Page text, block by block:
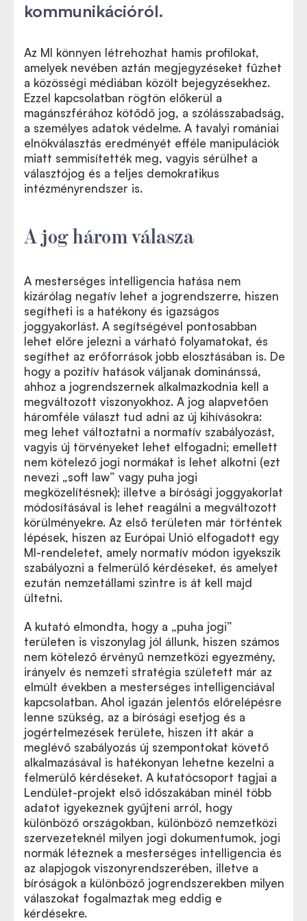
kommunikációról.
Az MI könnyen létrehozhat hamis profilokat,
amelyek nevében aztán megjegyzéseket fűzhet
a közösségi médiában közölt bejegyzésekhez.
Ezzel kapcsolatban rögtön előkerül a
magánszférához kötődő jog, a szólásszabadság,
a személyes adatok védelme. A tavalyi romániai
elnökválasztás eredményét efféle manipulációk
miatt semmisítették meg, vagyis sérülhet a
választójog és a teljes demokratikus
intézményrendszer is.
A jog három válasza
A mesterséges intelligencia hatása nem
kizárólag negatív lehet a jogrendszerre, hiszen
segítheti is a hatékony és igazságos
joggyakorlást. A segítségével pontosabban
lehet előre jelezni a várható folyamatokat, és
segíthet az erőforrások jobb elosztásában is. De
hogy a pozitív hatások váljanak dominánssá,
ahhoz a jogrendszernek alkalmazkodnia kell a
megváltozott viszonyokhoz. A jog alapvetően
háromféle választ tud adni az új kihívásokra:
meg lehet változtatni a normatív szabályozást,
vagyis új törvényeket lehet elfogadni; emellett
nem kötelező jogi normákat is lehet alkotni (ezt
nevezi „soft law” vagy puha jogi
megközelítésnek); illetve a bírósági joggyakorlat
módosításával is lehet reagálni a megváltozott
körülményekre. Az első területen már történtek
lépések, hiszen az Európai Unió elfogadott egy
MI-rendeletet, amely normatív módon igyekszik
szabályozni a felmerülő kérdéseket, és amelyet
ezután nemzetállami szintre is át kell majd
ültetni.
A kutató elmondta, hogy a „puha jogi”
területen is viszonylag jól állunk, hiszen számos
nem kötelező érvényű nemzetközi egyezmény,
irányelv és nemzeti stratégia született már az
elmúlt években a mesterséges intelligenciával
kapcsolatban. Ahol igazán jelentős előrelépésre
lenne szükség, az a bírósági esetjog és a
jogértelmezések területe, hiszen itt akár a
meglévő szabályozás új szempontokat követő
alkalmazásával is hatékonyan lehetne kezelni a
felmerülő kérdéseket. A kutatócsoport tagjai a
Lendület-projekt első időszakában minél több
adatot igyekeznek gyűjteni arról, hogy
különböző országokban, különböző nemzetközi
szervezeteknél milyen jogi dokumentumok, jogi
normák léteznek a mesterséges intelligencia és
az alapjogok viszonyrendszerében, illetve a
bíróságok a különböző jogrendszerekben milyen
válaszokat fogalmaztak meg eddig e
kérdésekre.